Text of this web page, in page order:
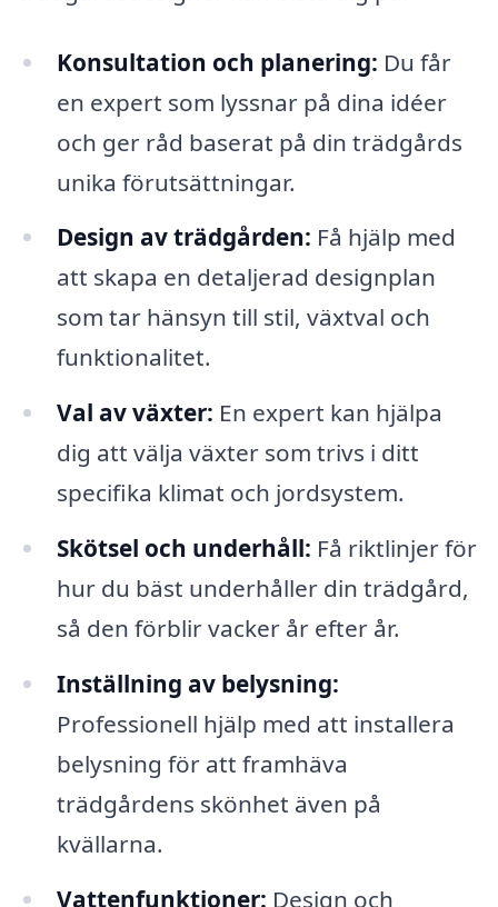
Konsultation och planering: Du får
en expert som lyssnar på dina idéer
och ger råd baserat på din trädgårds
unika förutsättningar.
Design av trädgården: Få hjälp med
att skapa en detaljerad designplan
som tar hänsyn till stil, växtval och
funktionalitet.
Val av växter: En expert kan hjälpa
dig att välja växter som trivs i ditt
specifika klimat och jordsystem.
Skötsel och underhåll: Få riktlinjer för
hur du bäst underhåller din trädgård,
så den förblir vacker år efter år.
Inställning av belysning:
Professionell hjälp med att installera
belysning för att framhäva
trädgårdens skönhet även på
kvällarna.
Vattenfunktioner: Design och